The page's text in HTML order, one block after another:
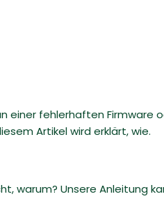
einer fehlerhaften Firmware
Artikel wird erklärt, wie.
warum? Unsere Anleitung